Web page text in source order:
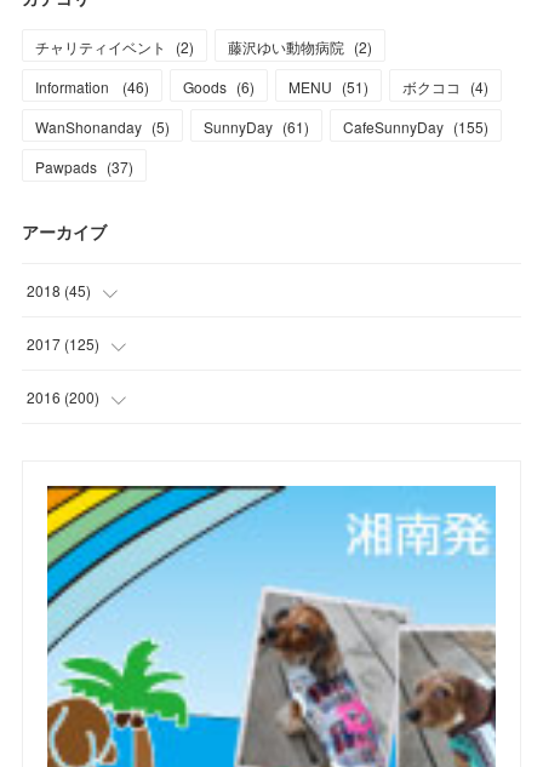
チャリティイベント (2) 藤沢ゆい動物病院 (2)
Information
(46) Goods (6) MENU (51) ボクココ (4)
WanShonanday (5) SunnyDay (61) CafeSunnyDay (155)
Pawpads (37)
アーカイブ
2018 (45)
(1)
(1)
(7)
(2)
(4)
4)
2017 (125)
(6)
(9)
(10 )
)
(11
(15)
10)
2016 (200)
(17)
(19)
22)
(28)
(21)
23)